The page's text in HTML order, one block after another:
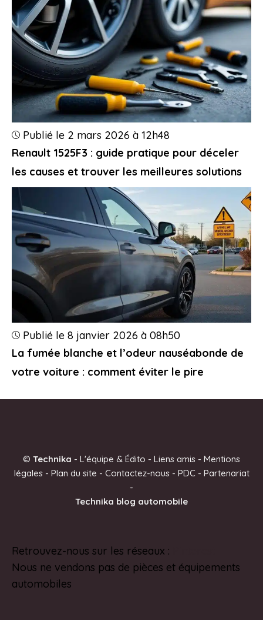
Renault 1525F3 : guide pratique pour déceler
les causes et trouver les meilleures solutions
Publié le 2 mars 2026 à 12h48
La fumée blanche et l’odeur nauséabonde de
votre voiture : comment éviter le pire
Publié le 8 janvier 2026 à 08h50
© Technika - L'équipe & Édito - Liens amis - Mentions
légales- Plan du site - Contactez-nous- PDC - Partenariat
-
Technika blog automobile
Retrouvez-nous sur les réseaux :
Nous ne vendons pas de pièces et équipements
automobiles